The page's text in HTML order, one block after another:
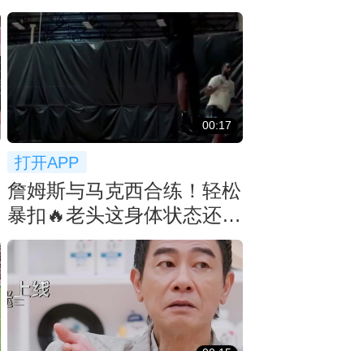
00:17
打开APP
詹姆斯与马克西合练！轻松
暴扣🔥老头这身体状态还能
打好久吧！